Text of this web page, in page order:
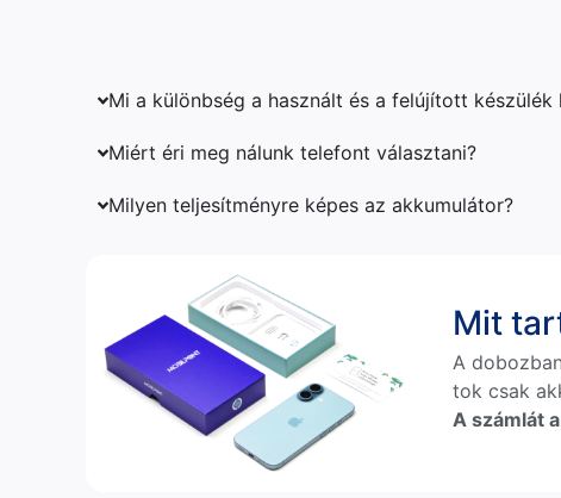
Mi a különbség a használt és a felújított készülék
Miért éri meg nálunk telefont választani?
Milyen teljesítményre képes az akkumulátor?
Mit
A
tok csak
A számlát